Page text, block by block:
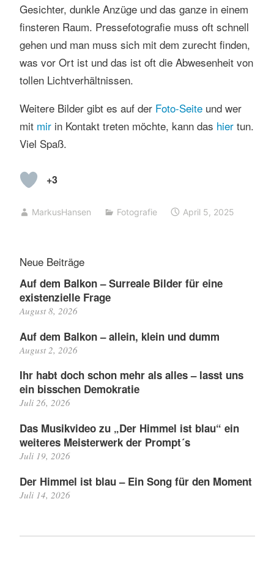
Gesichter, dunkle Anzüge und das ganze in einem
finsteren Raum. Pressefotografie muss oft schnell
gehen und man muss sich mit dem zurecht finden,
was vor Ort ist und das ist oft die Abwesenheit von
tollen Lichtverhältnissen.
Weitere Bilder gibt es auf der Foto-Seiteund wer
mit mirin Kontakt treten möchte, kann das hiertun.
Viel Spaß.
+3
MarkusHansen Fotografie April 5, 2025
Neue Beiträge
Auf dem Balkon – Surreale Bilder für eine
existenzielle Frage
August 8, 2026
Auf dem Balkon – allein, klein und dumm
August 2, 2026
Ihr habt doch schon mehr als alles – lasst uns
ein bisschen Demokratie
Juli 26, 2026
Das Musikvideo zu „Der Himmel ist blau“ ein
weiteres Meisterwerk der Prompt´s
Juli 19, 2026
Der Himmel ist blau – Ein Song für den Moment
Juli 14, 2026